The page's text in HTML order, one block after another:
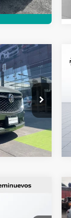
607356
Int.
$529,900